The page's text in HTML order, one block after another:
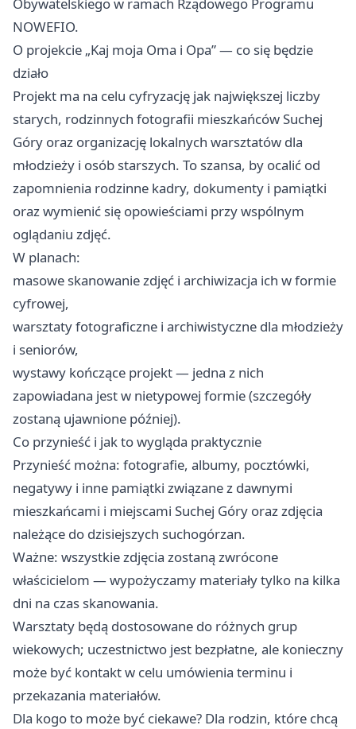
Obywatelskiego w ramach Rządowego Programu
NOWEFIO.
O projekcie „Kaj moja Oma i Opa” — co się będzie
działo
Projekt ma na celu cyfryzację jak największej liczby
starych, rodzinnych fotografii mieszkańców Suchej
Góry oraz organizację lokalnych warsztatów dla
młodzieży i osób starszych. To szansa, by ocalić od
zapomnienia rodzinne kadry, dokumenty i pamiątki
oraz wymienić się opowieściami przy wspólnym
oglądaniu zdjęć. ‍‍
W planach:
masowe skanowanie zdjęć i archiwizacja ich w formie
cyfrowej,
warsztaty fotograficzne i archiwistyczne dla młodzieży
i seniorów,
wystawy kończące projekt — jedna z nich
zapowiadana jest w nietypowej formie (szczegóły
zostaną ujawnione później).
Co przynieść i jak to wygląda praktycznie
Przynieść można: fotografie, albumy, pocztówki,
negatywy i inne pamiątki związane z dawnymi
mieszkańcami i miejscami Suchej Góry oraz zdjęcia
należące do dzisiejszych suchogórzan.
Ważne: wszystkie zdjęcia zostaną zwrócone
właścicielom — wypożyczamy materiały tylko na kilka
dni na czas skanowania.
Warsztaty będą dostosowane do różnych grup
wiekowych; uczestnictwo jest bezpłatne, ale konieczny
może być kontakt w celu umówienia terminu i
przekazania materiałów.
Dla kogo to może być ciekawe? Dla rodzin, które chcą